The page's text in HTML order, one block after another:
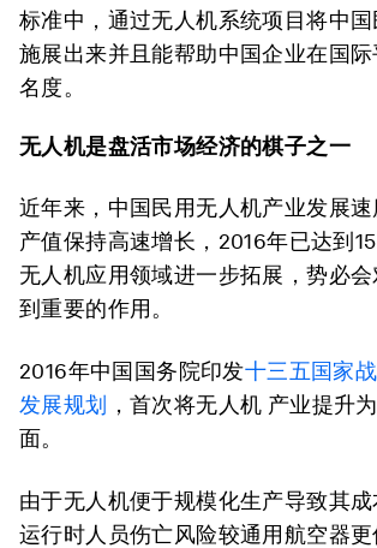
标准中，通过无人机系统项目将中
施展出来并且能帮助中国企业在国
名度。
无人机是盘活市场经济的棋子之一
近年来，中国民用无人机产业发展速
产值保持高速增长，2016年已达到
无人机应用领域进一步拓展，势必
到重要的作用。
2016年中国国务院印发十三五国家
发展规划
，首次将无人机 产业提升
面。
由于无人机便于规模化生产导致其成
运行时人员伤亡风险较通用航空器